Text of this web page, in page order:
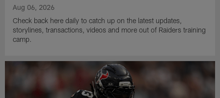
Aug 06, 2026
Check back here daily to catch up on the latest updates,
storylines, transactions, videos and more out of Raiders training
camp.